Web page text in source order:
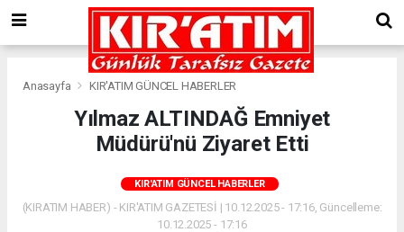
Anasayfa KIR'ATIM GÜNCEL HABERLER
Yılmaz ALTINDAĞ Emniyet
Müdürü'nü Ziyaret Etti
KIR'ATIM GÜNCEL HABERLER
(KIRATIM HABER) - KIR'ATIM GAZETESİ | 10.12.2025 - 17:16, Güncelleme:
10.12.2025 - 17:16